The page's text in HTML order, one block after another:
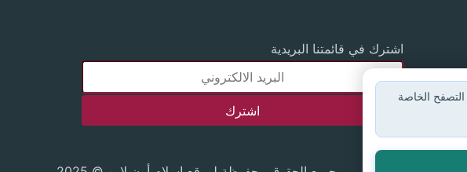
اشترك في قائمتنا البريدية
الخاصة